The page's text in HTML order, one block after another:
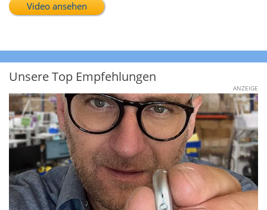
Video ansehen
Unsere Top Empfehlungen
ANZEIGE